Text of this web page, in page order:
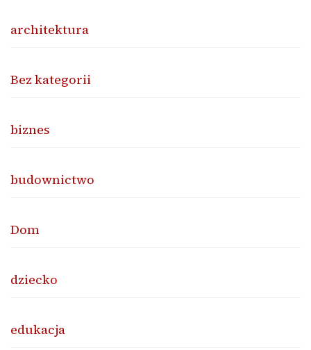
architektura
Bez kategorii
biznes
budownictwo
Dom
dziecko
edukacja